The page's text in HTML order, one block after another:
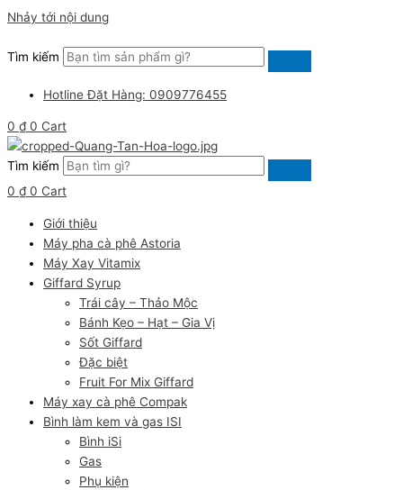
Nhảy tới nội dung
Tìm kiếm
Hotline Đặt Hàng: 0909776455
0 ₫ 0 Cart
Tìm kiếm
0 ₫ 0 Cart
Giới thiệu
Máy pha cà phê Astoria
Máy Xay Vitamix
Giffard Syrup
Trái cây – Thảo Mộc
Bánh Kẹo – Hạt – Gia Vị
Sốt Giffard
Đặc biệt
Fruit For Mix Giffard
Máy xay cà phê Compak
Bình làm kem và gas ISI
Bình iSi
Gas
Phụ kiện